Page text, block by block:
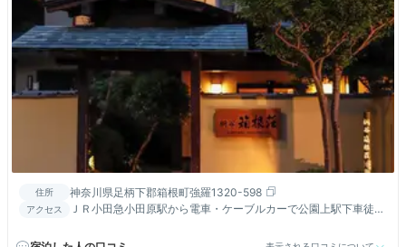
住所 神奈川県足柄下郡箱根町強羅1320-598
アクセス
ＪＲ小田急小田原駅から電車・ケーブルカーで公園上駅下車徒歩